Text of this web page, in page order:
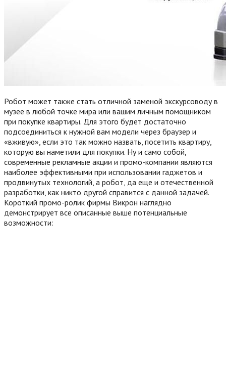
Робот может также стать отличной заменой экскурсоводу в
музее в любой точке мира или вашим личным помощником
при покупке квартиры. Для этого будет достаточно
подсоединиться к нужной вам модели через браузер и
«вживую», если это так можно назвать, посетить квартиру,
которую вы наметили для покупки. Ну и само собой,
современные рекламные акции и промо-компании являются
наиболее эффективными при использовании гаджетов и
продвинутых технологий, а робот, да еще и отечественной
разработки, как никто другой справится с данной задачей.
Короткий промо-ролик фирмы Викрон наглядно
демонстрирует все описанные выше потенциальные
возможности: